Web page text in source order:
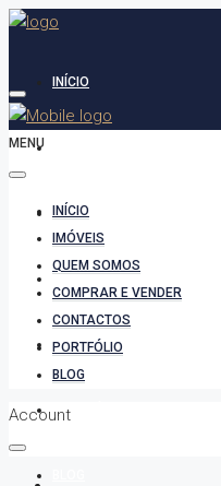
INÍCIO
QUEM SOMOS
COMPRAR E VENDER
CONTACTOS
PORTFÓLIO
MENU
INÍCIO
IMÓVEIS
QUEM SOMOS
COMPRAR E VENDER
CONTACTOS
PORTFÓLIO
BLOG
Account